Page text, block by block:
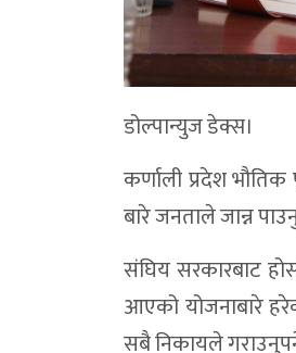
डोल्पान्युज डेक्स।
कर्णाली प्रदेश
बारे जनताले जान्न
संघिय सरकारबाट
आएको योजनाबारे
सबै निकायले